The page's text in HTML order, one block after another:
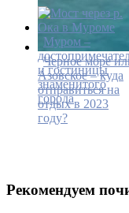
Черное море
Азовское – куда
отправиться на
отдых в 2023
году?
Муром –
и гостиницы
знаменитого
города
Рекомендуем